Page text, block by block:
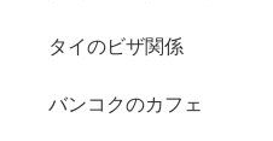
タイのビザ関係
バンコクのカフェ